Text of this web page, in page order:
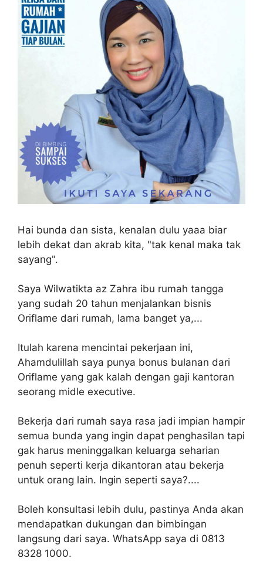
Hai bunda dan sista, kenalan dulu yaaa biar
lebih dekat dan akrab kita, "tak kenal maka tak
sayang".
Saya Wilwatikta az Zahra ibu rumah tangga
yang sudah 20 tahun menjalankan bisnis
Oriflame dari rumah, lama banget ya,...
Itulah karena mencintai pekerjaan ini,
Ahamdulillah saya punya bonus bulanan dari
Oriflame yang gak kalah dengan gaji kantoran
seorang midle executive.
Bekerja dari rumah saya rasa jadi impian hampir
semua bunda yang ingin dapat penghasilan tapi
gak harus meninggalkan keluarga seharian
penuh seperti kerja dikantoran atau bekerja
untuk orang lain. Ingin seperti saya?....
Boleh konsultasi lebih dulu, pastinya Anda akan
mendapatkan dukungan dan bimbingan
langsung dari saya. WhatsApp saya di 0813
8328 1000.